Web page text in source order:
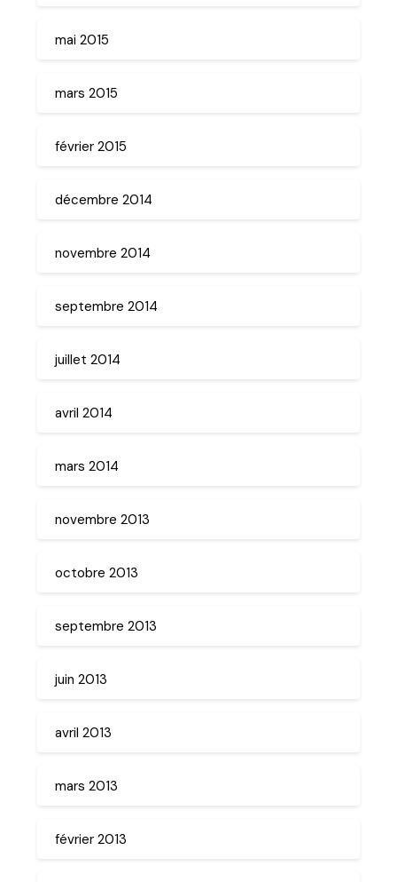
mai 2015
mars 2015
février 2015
décembre 2014
novembre 2014
septembre 2014
juillet 2014
avril 2014
mars 2014
novembre 2013
octobre 2013
septembre 2013
juin 2013
avril 2013
mars 2013
février 2013